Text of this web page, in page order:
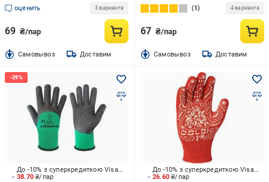
оценить 3 варианта
69 ₴/пар
Cамовывоз Доставим
нитрил XL (10) WUANI01510
1 4 варианта
67 ₴/пар
Cамовывоз Доставим
38.70₴/пар
До -10% з суперкредиткою Visa Вигода
26.60₴/пар
До -10% з суперкредиткою Visa Вигода